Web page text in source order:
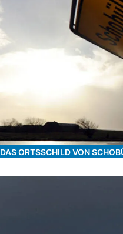
DAS ORTSSCHILD VON